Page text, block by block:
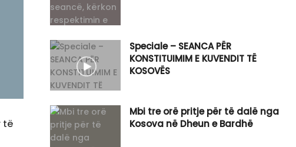
të
Speciale – SEANCA PËR
KONSTITUIMIM E KUVENDIT TË
KOSOVËS
Mbi tre orë pritje për të dalë nga
Kosova në Dheun e Bardhë